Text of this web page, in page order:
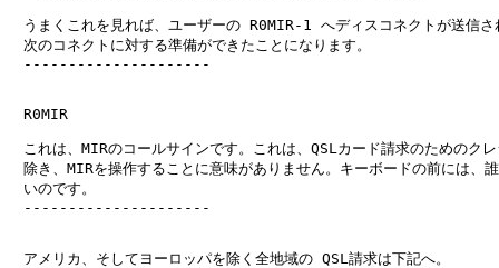
うまくこれを見れば、ユーザーの R0MIR-1 へディスコネクトが送信さ
次のコネクトに対する準備ができたことになります。
---------------------
R0MIR
これは、MIRのコールサインです。これは、QSLカード請求のためのク
除き、MIRを操作することに意味がありません。キーボードの前には、
いのです。
---------------------
アメリカ、そしてヨーロッパを除く全地域の QSL請求は下記へ。